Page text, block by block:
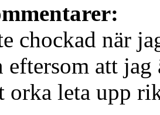
chockad när
eftersom att
orka leta upp